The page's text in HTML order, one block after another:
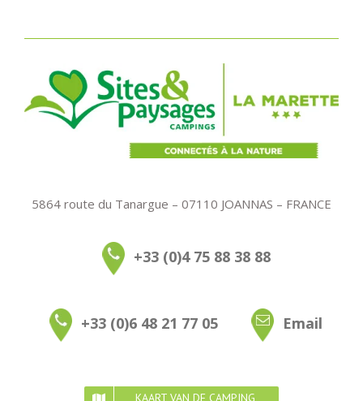
5864 route du Tanargue – 07110 JOANNAS – FRANCE
+33 (0)4 75 88 38 88
+33 (0)6 48 21 77 05 Email